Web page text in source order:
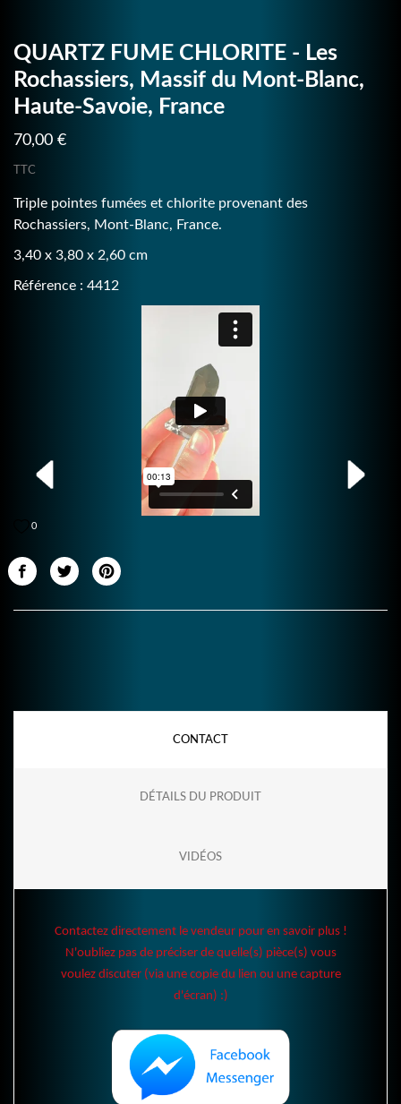
QUARTZ FUME CHLORITE - Les
Rochassiers, Massif du Mont-Blanc,
Haute-Savoie, France
70,00 €
TTC
Triple pointes fumées et chlorite provenant des
Rochassiers, Mont-Blanc, France.
3,40 x 3,80 x 2,60 cm
Référence : 4412
0
CONTACT
DÉTAILS DU PRODUIT
VIDÉOS
Contactez directement le vendeur pour en savoir plus !
N'oubliez pas de préciser de quelle(s) pièce(s) vous
voulez discuter (via une copie du lien ou une capture
d'écran) :)